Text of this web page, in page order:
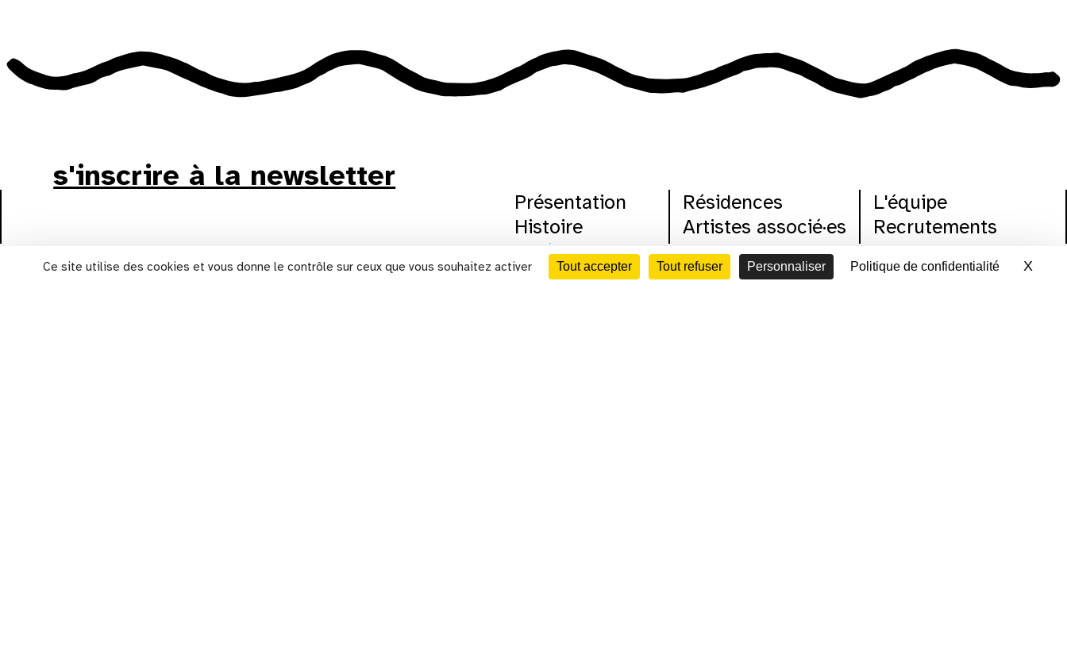
Ce site utilise des cookies et vous donne le contrôle sur ceux que vous souhaitez activer Tout accepter Tout refuser Personnaliser Politique de confidentialité X
CALENDRIER
s'inscrire à la newsletter
Présentation
Histoire
Cinéma
Scène nationale
Résidences
Artistes associé·es
Agis dans ton lieu
Mécénat
L'équipe
Recrutements
Contacts